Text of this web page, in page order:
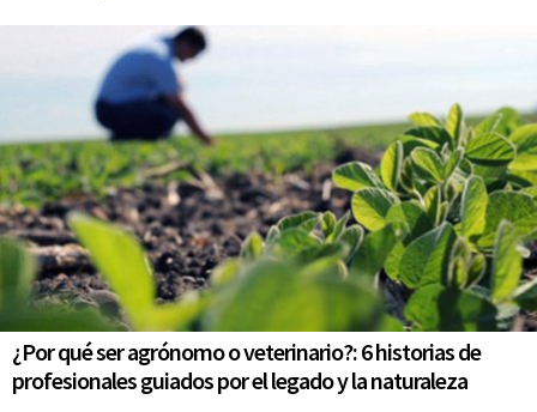
¿Por qué ser agrónomo o veterinario?: 6 historias de
profesionales guiados por el legado y la naturaleza